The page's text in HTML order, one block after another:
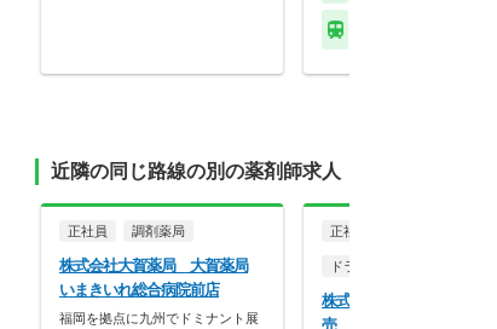
近隣の同じ路線の別の薬剤師求人
正社員 調剤薬局
株式会社大賀薬局 大賀薬局
いまきいれ総合病院前店
福岡を拠点に九州でドミナント展
正社員
ドラッグストア（OTCのみ
株式会社マツモトキヨシ
売 マツモトキヨシ 上塩